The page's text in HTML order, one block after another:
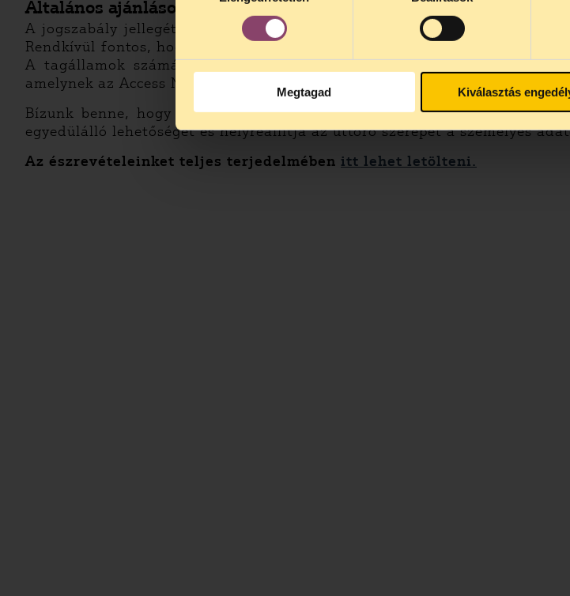
Megtagad Kiválasztás
Általános ajánlások az általános adatvédelmi rendelet
A jogszabály jellegétől eltérően a rendelet mérlegelési lehetőséget
Rendkívül fontos, hogy ezeket a diszkrecionális szabályokat oly módon
A tagállamok számára segítségként a konkrét javaslatokat
amelynek az Access Now is
.
Bízunk benne, hogy Magyarország nemcsak eleget tesz a rendelet
egyedülálló lehetőséget és helyreállítja az úttörő szerepét a személyes
Az észrevételeinket teljes terjedelmében itt lehet letölteni.